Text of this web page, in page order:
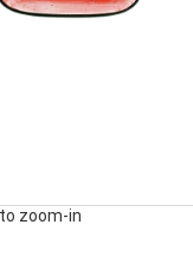
zoom-in